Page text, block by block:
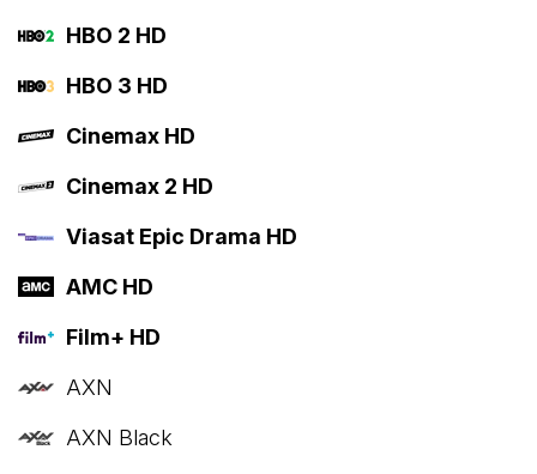
HBO 2 HD
HBO 3 HD
Cinemax HD
Cinemax 2 HD
Viasat Epic Drama HD
AMC HD
Film+ HD
AXN
AXN Black